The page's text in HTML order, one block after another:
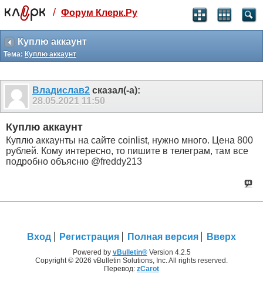
Святые угодники, Клерк без рекламы
прекрасен:)
месяц
3 месяца
259
₽
-10%
499 ₽
-15%
Отмена Оплатить
/ Форум Клерк.Ру
Куплю аккаунт
Тема: Куплю аккаунт
Владислав2 сказал(-а):
28.05.2021 11:50
Куплю аккаунт
Куплю аккаунты на сайте coinlist, нужно много. Цена 800
рублей. Кому интересно, то пишите в телеграм, там все
подробно объясню @freddy213
Вход Регистрация Полная версия Вверх
Powered by vBulletin®Version 4.2.5
Copyright © 2026 vBulletin Solutions, Inc. All rights reserved.
Перевод: zCarot